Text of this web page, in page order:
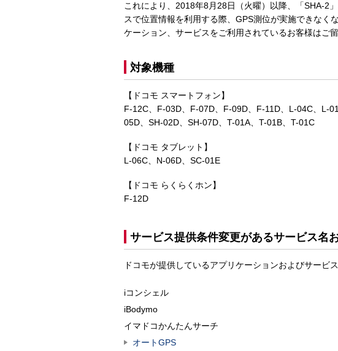
これにより、2018年8月28日（火曜）以降、「SHA-2
スで位置情報を利用する際、GPS測位が実施できなく
ケーション、サービスをご利用されているお客様はご留
対象機種
【ドコモ スマートフォン】
F-12C、F-03D、F-07D、F-09D、F-11D、L-04C、L-
05D、SH-02D、SH-07D、T-01A、T-01B、T-01C
【ドコモ タブレット】
L-06C、N-06D、SC-01E
【ドコモ らくらくホン】
F-12D
サービス提供条件変更があるサービス名
ドコモが提供しているアプリケーションおよびサービ
iコンシェル
iBodymo
イマドコかんたんサーチ
オートGPS